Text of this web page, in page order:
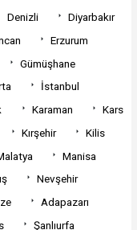
Denizli
Diyarbakır
Erzurum
Gümüşhane
İstanbul
Karaman
Kars
Kırşehir
Kilis
Manisa
Nevşehir
Adapazarı
Şanlıurfa